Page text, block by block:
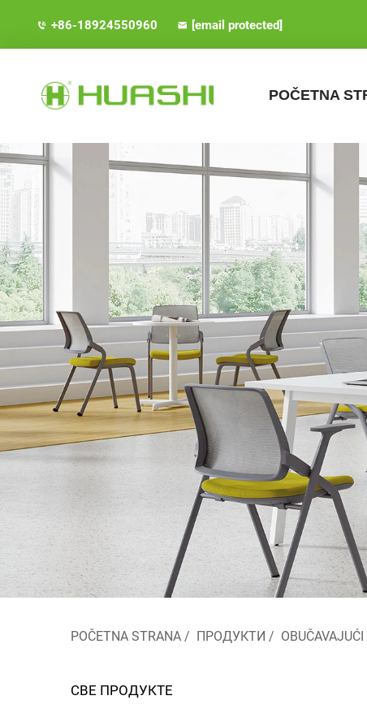
+86-18924550960 [email protected]
POČETNA
POČETNA STRANA / ПРОДУКТИ /
СВЕ ПРОДУКТЕ